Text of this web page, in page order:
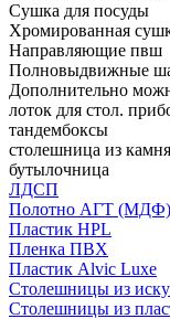
Сушка для посуды
Хромированная
Направляющие пвш
Полновыдвижные
Дополнительно
лоток для стол.
тандембоксы
столешница из камня
бутылочница
ЛДСП
Полотно АГТ (МДФ)
Пластик HPL
Пленка ПВХ
Пластик Alvic Luxe
Столешницы из
Столешницы из